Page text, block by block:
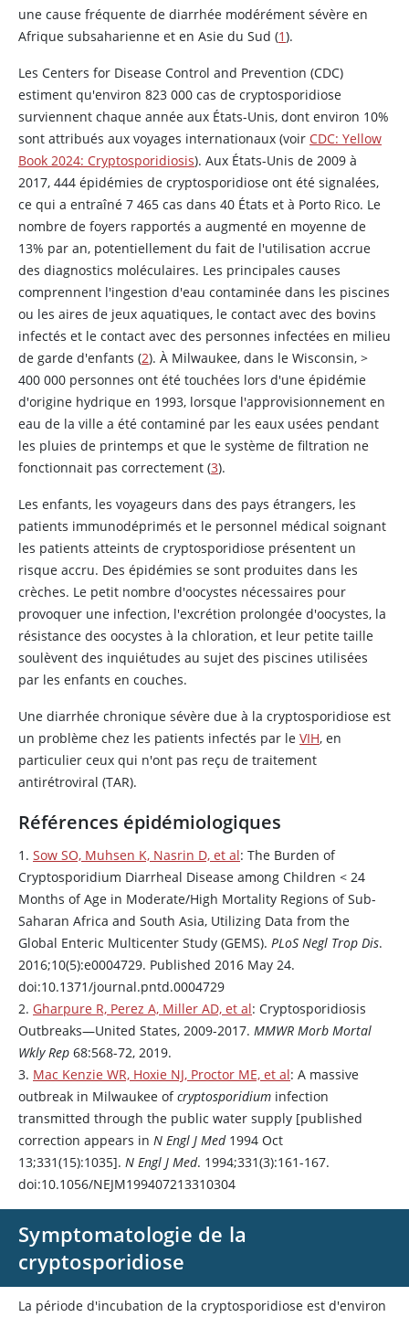
une cause fréquente de diarrhée modérément sévère en
Afrique subsaharienne et en Asie du Sud (1).
Les Centers for Disease Control and Prevention (CDC)
estiment qu'environ 823 000 cas de cryptosporidiose
surviennent chaque année aux États-Unis, dont environ 10%
sont attribués aux voyages internationaux (voir CDC: Yellow
Book 2024: Cryptosporidiosis). Aux États-Unis de 2009 à
2017, 444 épidémies de cryptosporidiose ont été signalées,
ce qui a entraîné 7 465 cas dans 40 États et à Porto Rico. Le
nombre de foyers rapportés a augmenté en moyenne de
13% par an, potentiellement du fait de l'utilisation accrue
des diagnostics moléculaires. Les principales causes
comprennent l'ingestion d'eau contaminée dans les piscines
ou les aires de jeux aquatiques, le contact avec des bovins
infectés et le contact avec des personnes infectées en milieu
de garde d'enfants (2). À Milwaukee, dans le Wisconsin, >
400 000 personnes ont été touchées lors d'une épidémie
d'origine hydrique en 1993, lorsque l'approvisionnement en
eau de la ville a été contaminé par les eaux usées pendant
les pluies de printemps et que le système de filtration ne
fonctionnait pas correctement (3).
Les enfants, les voyageurs dans des pays étrangers, les
patients immunodéprimés et le personnel médical soignant
les patients atteints de cryptosporidiose présentent un
risque accru. Des épidémies se sont produites dans les
crèches. Le petit nombre d'oocystes nécessaires pour
provoquer une infection, l'excrétion prolongée d'oocystes, la
résistance des oocystes à la chloration, et leur petite taille
soulèvent des inquiétudes au sujet des piscines utilisées
par les enfants en couches.
Une diarrhée chronique sévère due à la cryptosporidiose est
un problème chez les patients infectés par le VIH, en
particulier ceux qui n'ont pas reçu de traitement
antirétroviral (TAR).
Références épidémiologiques
1. Sow SO, Muhsen K, Nasrin D, et al: The Burden of
Cryptosporidium Diarrheal Disease among Children < 24
Months of Age in Moderate/High Mortality Regions of Sub-
Saharan Africa and South Asia, Utilizing Data from the
Global Enteric Multicenter Study (GEMS). PLoS Negl Trop Dis.
2016;10(5):e0004729. Published 2016 May 24.
doi:10.1371/journal.pntd.0004729
2. Gharpure R, Perez A, Miller AD, et al: Cryptosporidiosis
Outbreaks—United States, 2009-2017. MMWR Morb Mortal
Wkly Rep 68:568-72, 2019.
3. Mac Kenzie WR, Hoxie NJ, Proctor ME, et al: A massive
outbreak in Milwaukee ofcryptosporidium infection
transmitted through the public water supply [published
correction appears in N Engl J Med1994 Oct
13;331(15):1035]. N Engl J Med. 1994;331(3):161-167.
doi:10.1056/NEJM199407213310304
Symptomatologie de la
cryptosporidiose
La période d'incubation de la cryptosporidiose est d'environ